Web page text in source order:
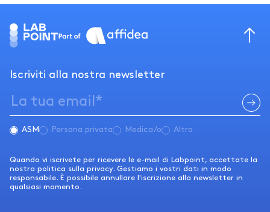
Iscriviti alla nostra newsletter
ASM Persona privata Medica/o Altro
Quando vi iscrivete per ricevere le e-mail di Labpoint, accettate la
nostra politica sulla privacy. Gestiamo i vostri dati in modo
responsabile. È possibile annullare l'iscrizione alla newsletter in
qualsiasi momento.